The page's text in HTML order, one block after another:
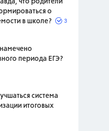
что родители
о
в школе?
3
периода ЕГЭ?
система
итоговых